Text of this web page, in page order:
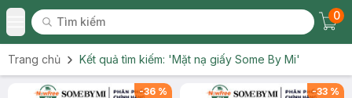
Toggle Menu
Tìm kiếm
Tìm kiếm
0
Trang chủ Kết quả tìm kiếm: 'Mặt nạ giấy Some By Mi'
-36 % -33 %